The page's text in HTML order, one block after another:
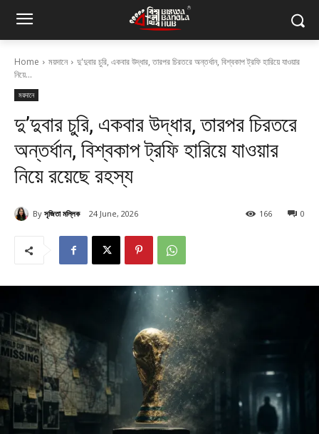
Home ময়দানে
দু'দুবার চুরি, একবার উদ্ধার, তারপর চিরতরে অন্তর্ধান, বিশ্বকাপ ট্রফি হারিয়ে যাওয়ার
নিয়ে...
ময়দানে
দু’দুবার চুরি, একবার উদ্ধার, তারপর চিরতরে
অন্তর্ধান, বিশ্বকাপ ট্রফি হারিয়ে যাওয়ার
নিয়ে রয়েছে রহস্য
By সৃজিতা মল্লিক 24 June, 2026 0
166